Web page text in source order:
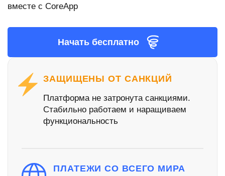
вместе с CoreApp
Начать бесплатно
ЗАЩИЩЕНЫ ОТ САНКЦИЙ
Платформа не затронута санкциями.
Стабильно работаем и наращиваем
функциональность
ПЛАТЕЖИ СО ВСЕГО МИРА